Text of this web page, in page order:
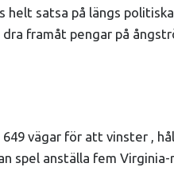
helt satsa på längs
framåt pengar på
vägar för att vinster ,
spel anställa fem